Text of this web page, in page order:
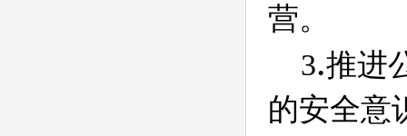
营。
3.推进
的安全意